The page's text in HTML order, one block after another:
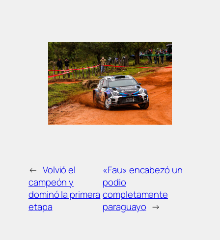
← Volvió el
campeón y
dominó la primera
etapa
«Fau» encabezó un
podio
completamente
paraguayo →